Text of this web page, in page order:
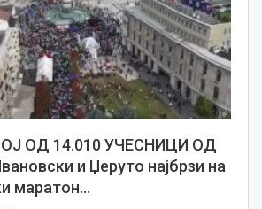
ОД 14.010 УЧЕСНИЦИ ОД
и Џеруто најбрзи на
маратон…